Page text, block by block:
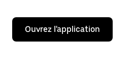
Ouvrez l'application